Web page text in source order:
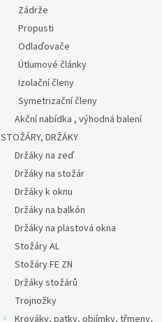
Zádrže
Propusti
Odlaďovače
Útlumové články
Izolační členy
Symetrizační členy
Akční nabídka , výhodná balení
STOŽÁRY, DRŽÁKY
Držáky na zeď
Držáky na stožár
Držáky k oknu
Držáky na balkón
Držáky na plastová okna
Stožáry AL
Stožáry FE ZN
Držáky stožárů
Trojnožky
Krováky, patky, objímky, třmeny,